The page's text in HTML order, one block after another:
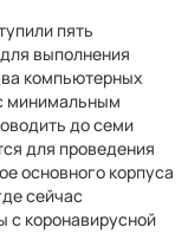
пять
выполнения
компьютерных
минимальным
до семи
для проведения
основного корпуса
сейчас
коронавирусной